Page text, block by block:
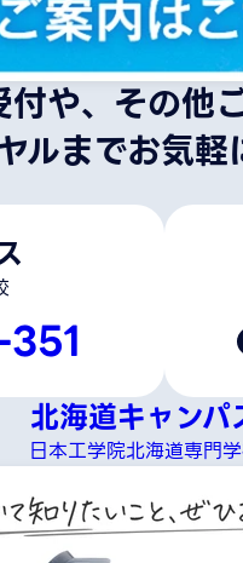
や、その他
ルまでお気軽
北海道キャンパ
日本工学院北海道専門